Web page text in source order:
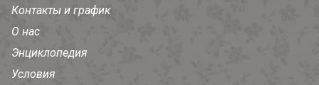
Контакты и график
О нас
Энциклопедия
Условия